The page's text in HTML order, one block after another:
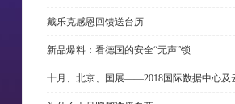
戴乐克感恩回馈送台历
新品爆料：看德国的安全“无声”锁
十月、北京、国展——2018国际数据中心及